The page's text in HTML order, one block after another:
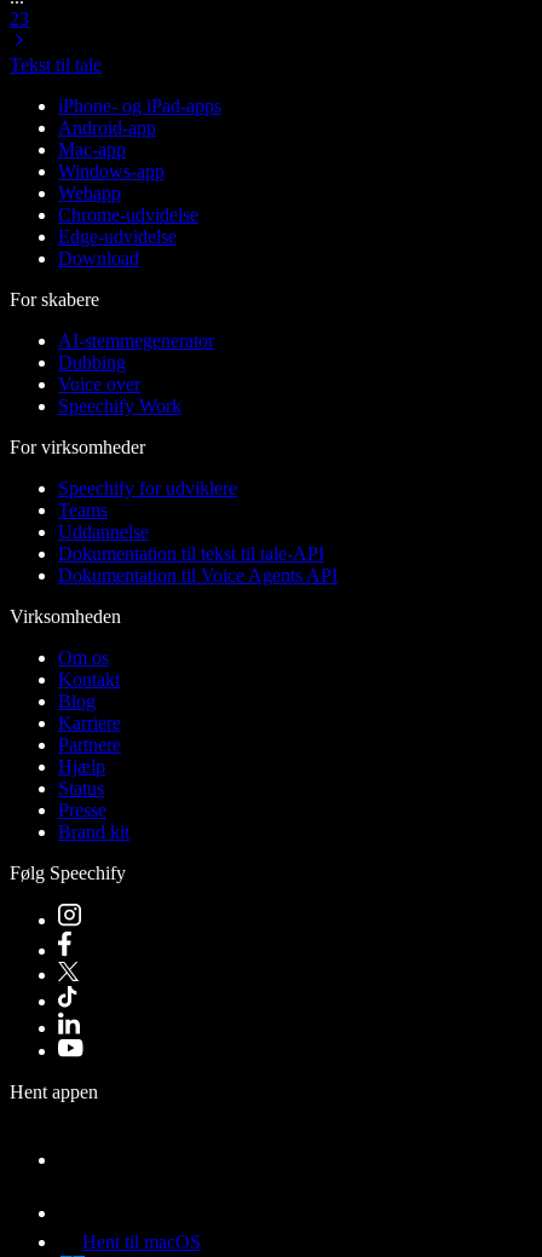
23
Tekst til tale
iPhone- og iPad-apps
Android-app
Mac-app
Windows-app
Webapp
Chrome-udvidelse
Edge-udvidelse
Download
For skabere
AI-stemmegenerator
Dubbing
Voice over
Speechify Work
For virksomheder
Speechify for udviklere
Teams
Uddannelse
Dokumentation til tekst til tale-API
Dokumentation til Voice Agents API
Virksomheden
Om os
Kontakt
Blog
Karriere
Partnere
Hjælp
Status
Presse
Brand kit
Følg Speechify
Hent appen
Hent til macOS